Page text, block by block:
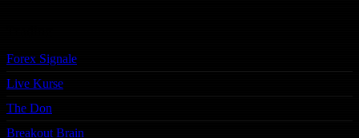
Forex Signale
Live Kurse
The Don
Breakout Brain